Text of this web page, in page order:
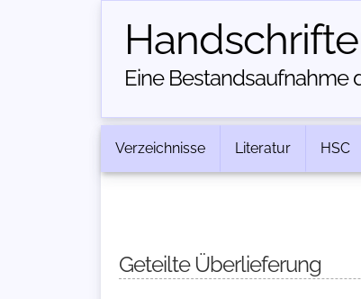
Eine Bestandsaufnahme
Verzeichnisse Literatur HSC
Geteilte Überlieferung